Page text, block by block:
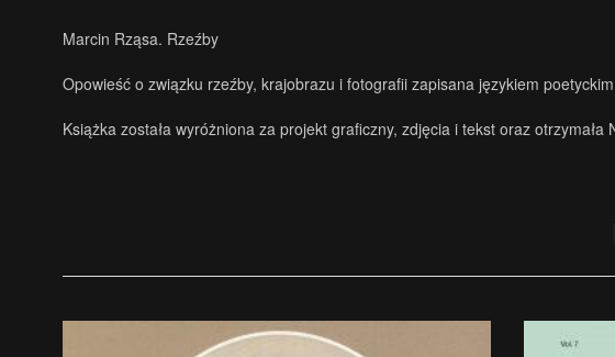
Marcin Rząsa. Rzeźby
Opowieść o związku rzeźby, krajobrazu i fotografii zapisana językiem
Książka została wyróżniona za projekt graficzny, zdjęcia i tekst oraz